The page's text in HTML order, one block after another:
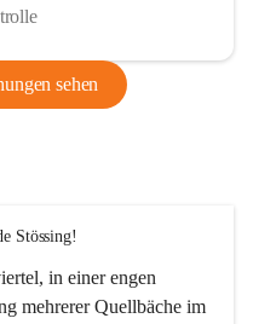
sehen
Stössing!
in einer engen
mehrerer Quellbäche im